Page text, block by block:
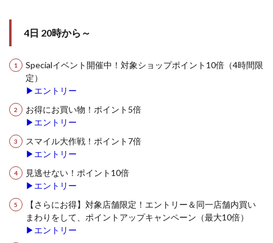
4日 20時から～
Specialイベント開催中！対象ショップポイント10倍（4時間限
定）
▶エントリー
お得にお買い物！ポイント5倍
▶エントリー
スマイル大作戦！ポイント7倍
▶エントリー
見逃せない！ポイント10倍
▶エントリー
【さらにお得】対象店舗限定！エントリー＆同一店舗内買い
まわりをして、ポイントアップキャンペーン（最大10倍）
▶エントリー